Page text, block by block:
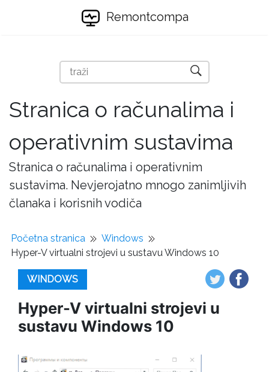
Remontcompa
Stranica o računalima i
operativnim sustavima
Stranica o računalima i operativnim
sustavima. Nevjerojatno mnogo zanimljivih
članaka i korisnih vodiča
Početna stranica
Windows
Hyper-V virtualni strojevi u sustavu Windows 10
WINDOWS
Hyper-V virtualni strojevi u
sustavu Windows 10